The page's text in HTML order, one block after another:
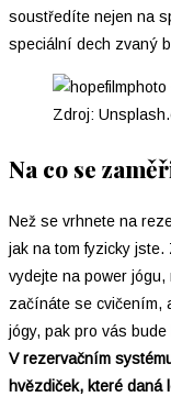
soustředíte nejen na
speciální dech zvaný
Zdroj:
Na co se
Než se vrhnete na
jak na tom fyzicky
vydejte na power
začínáte se cvičením,
jógy, pak pro vás
V rezervačním
hvězdiček, které daná